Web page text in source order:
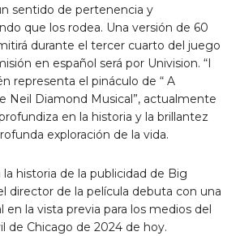
sentido de pertenencia y
que los rodea. Una versión de 60
durante el tercer cuarto del juego
en español será por Univision. “I
representa el pináculo de “ A
Neil Diamond Musical”, actualmente
en la historia y la brillantez
exploración de la vida.
historia de la publicidad de Big
director de la película debuta con una
en la vista previa para los medios del
de Chicago de 2024 de hoy.